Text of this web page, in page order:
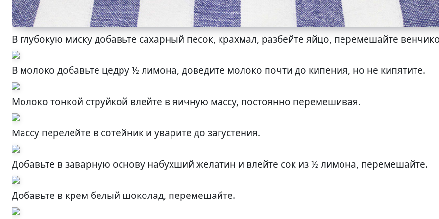
В глубокую миску добавьте сахарный песок, крахмал, разбейте яйцо, перемешайте
В молоко добавьте цедру ½ лимона, доведите молоко почти до кипения, но не кипятите.
Молоко тонкой струйкой влейте в яичную массу, постоянно перемешивая.
Массу перелейте в сотейник и уварите до загустения.
Добавьте в заварную основу набухший желатин и влейте сок из ½ лимона, перемешайте.
Добавьте в крем белый шоколад, перемешайте.